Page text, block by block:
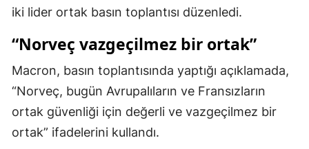
İstanbul
İzmir
Kars
Kastamonu
Kayseri
iki lider ortak basın toplantısı düzenledi.
“Norveç vazgeçilmez bir ortak”
Macron, basın toplantısında yaptığı açıklamada,
“Norveç, bugün Avrupalıların ve Fransızların
ortak güvenliği için değerli ve vazgeçilmez bir
ortak” ifadelerini kullandı.